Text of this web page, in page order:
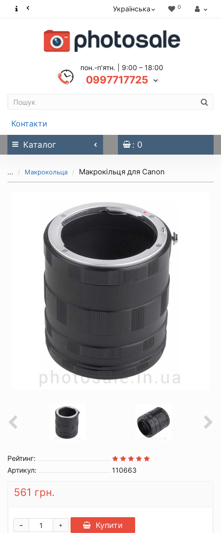
Українська 0
пон.-п'ятн. | 9:00 – 18:00
0997717725
Контакти
Каталог : 0
... Макрокольца Макрокільця для Canon
Рейтинг:
Артикул:
110663
561 грн.
+
- Купити